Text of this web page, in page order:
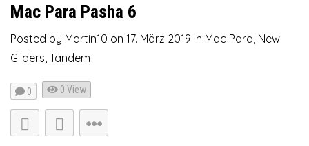
Mac Para Pasha 6
Posted by Martin10 on 17. März 2019 in Mac Para New
Gliders Tandem
0 0 View